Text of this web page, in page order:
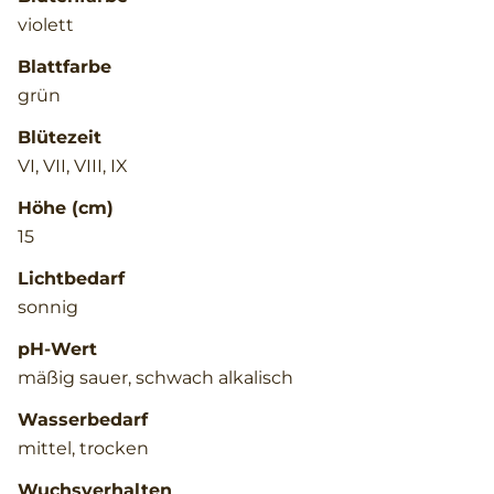
violett
Blattfarbe
grün
Blütezeit
VI, VII, VIII, IX
Höhe (cm)
15
Lichtbedarf
sonnig
pH-Wert
mäßig sauer, schwach alkalisch
Wasserbedarf
mittel, trocken
Wuchsverhalten